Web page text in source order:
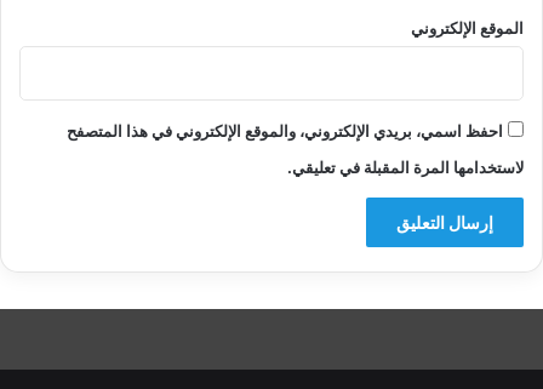
الموقع الإلكتروني
احفظ اسمي، بريدي الإلكتروني، والموقع الإلكتروني في هذا المتصفح
لاستخدامها المرة المقبلة في تعليقي.